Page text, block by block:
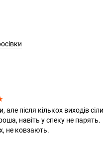
після кількох виходів сіли
навіть у спеку не парять.
не ковзають.